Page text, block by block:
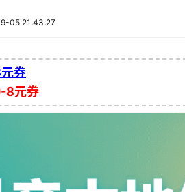
05 21:43:27
券
8元券